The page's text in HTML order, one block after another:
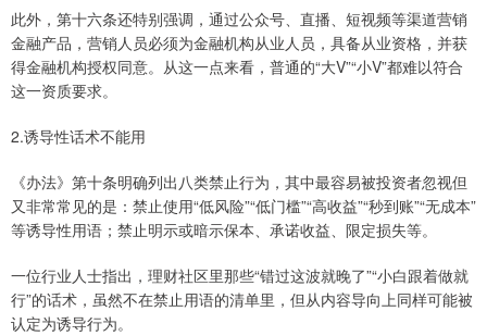
此外，第十六条还特别强调，通过公众号、直播、短视频等渠道营销
金融产品，营销人员必须为金融机构从业人员，具备从业资格，并获
得金融机构授权同意。从这一点来看，普通的“大V”“小V”都难以符合
这一资质要求。
2.诱导性话术不能用
《办法》第十条明确列出八类禁止行为，其中最容易被投资者忽视但
又非常常见的是：禁止使用“低风险”“低门槛”“高收益”“秒到账”“无成本”
等诱导性用语；禁止明示或暗示保本、承诺收益、限定损失等。
一位行业人士指出，理财社区里那些“错过这波就晚了”“小白跟着做就
行”的话术，虽然不在禁止用语的清单里，但从内容导向上同样可能被
认定为诱导行为。